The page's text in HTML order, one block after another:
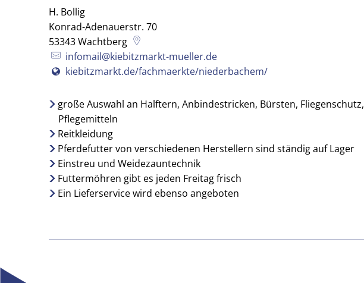
H. Bollig
Konrad-Adenauerstr. 70
53343Wachtberg
infomail@kiebitzmarkt-mueller.de
kiebitzmarkt.de/fachmaerkte/niederbachem/
große Auswahl an Halftern, Anbindestricken, Bürsten, Fliegenschutz,
Pflegemitteln
Reitkleidung
Pferdefutter von verschiedenen Herstellern sind ständig auf Lager
Einstreu und Weidezauntechnik
Futtermöhren gibt es jeden Freitag frisch
Ein Lieferservice wird ebenso angeboten